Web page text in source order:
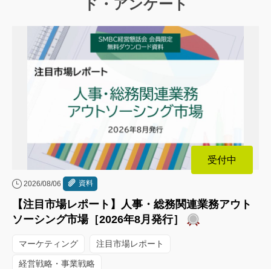
ド・アンケート
受付中
2026/08/06 資料
【注目市場レポート】人事・総務関連業務アウト
ソーシング市場［2026年8月発行］
マーケティング 注目市場レポート
経営戦略・事業戦略